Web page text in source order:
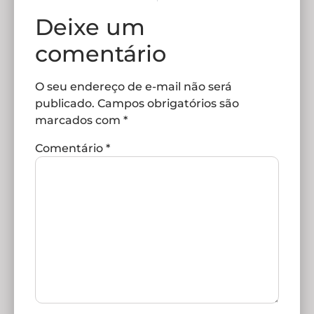
Deixe um
comentário
O seu endereço de e-mail não será
publicado. Campos obrigatórios são
marcados com *
Comentário *